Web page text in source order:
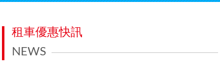
租車優惠快訊
NEWS